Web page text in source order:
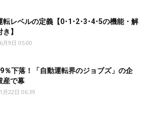
転レベルの定義【0･1･2･3･4･5の機能・解
】
月9日 05:00
％下落！「自動運転界のジョブズ」の企
産で幕
月22日 06:39